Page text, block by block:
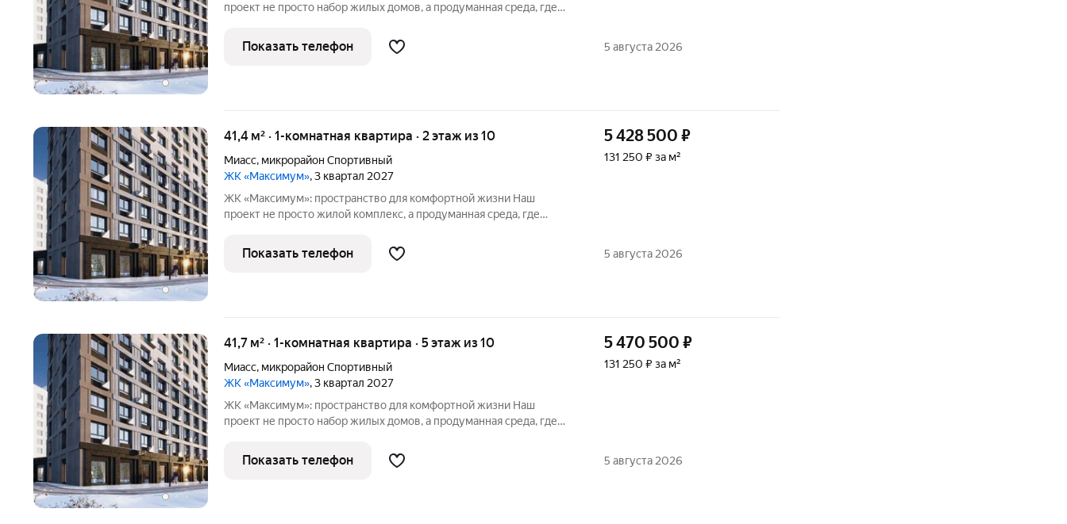
проект не просто набор жилых домов, а продуманная среда, где
познакомиться с ЖК «Максимум»: здесь каждая деталь работает
на удобство будущих
Показать телефон 5 августа 2026
41,4 м² · 1-комнатная квартира · 2 этаж из 10
Миасс, микрорайон Спортивный
ЖК «Максимум», 3 квартал 2027
ЖК «Максимум»: пространство для комфортной жизни Наш
проект не просто жилой комплекс, а продуманная среда, где
познакомиться с ЖК «Максимум», где каждая деталь создана с
заботой о жителях. Чем
5 428 500 ₽
131 250 ₽ за м²
Показать телефон 5 августа 2026
41,7 м² · 1-комнатная квартира · 5 этаж из 10
Миасс, микрорайон Спортивный
ЖК «Максимум», 3 квартал 2027
ЖК «Максимум»: пространство для комфортной жизни Наш
проект не просто набор жилых домов, а продуманная среда, где
познакомиться с ЖК «Максимум»: здесь каждая деталь работает
на удобство будущих
5 470 500 ₽
131 250 ₽ за м²
Показать телефон 5 августа 2026